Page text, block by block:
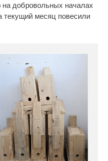
на добровольных началах
текущий месяц повесили